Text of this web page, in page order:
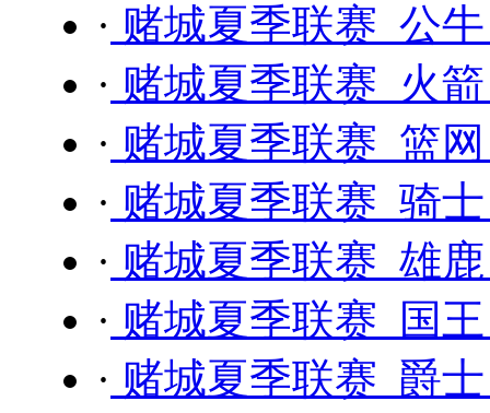
· 赌城夏季联赛 公
· 赌城夏季联赛 火
· 赌城夏季联赛 篮
· 赌城夏季联赛 骑
· 赌城夏季联赛 雄
· 赌城夏季联赛 国
· 赌城夏季联赛 爵